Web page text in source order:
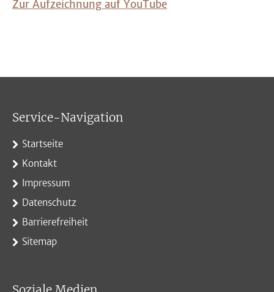
Zur Aufzeichnung auf YouTube
Service-Navigation
Startseite
Kontakt
Impressum
Datenschutz
Barrierefreiheit
Sitemap